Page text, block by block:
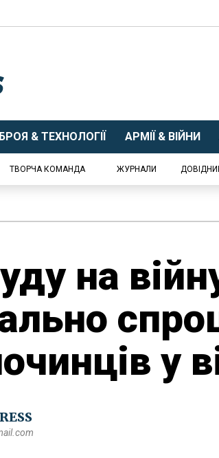
& ТЕХНОЛОГІЇ АРМІЇ & ВІЙНИ
ТВОРЧА КОМАНДА ЖУРНАЛИ
на
у